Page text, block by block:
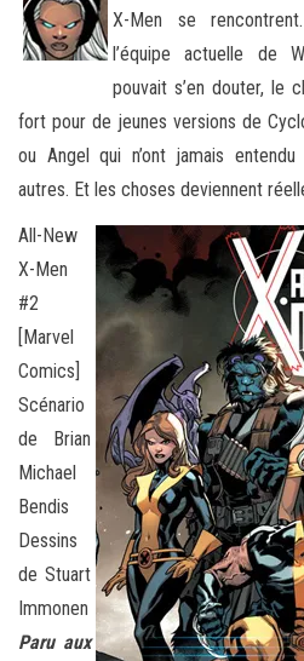
X-Men se
l’équipe actuelle de
pouvait s’en douter, le
fort pour de jeunes versions de
ou Angel qui n’ont jamais
autres. Et les choses deviennent
All-New
X-Men
#2
[Marvel
Comics]
Scénario
de Brian
Michael
Bendis
Dessins
de Stuart
Immonen
Paru aux